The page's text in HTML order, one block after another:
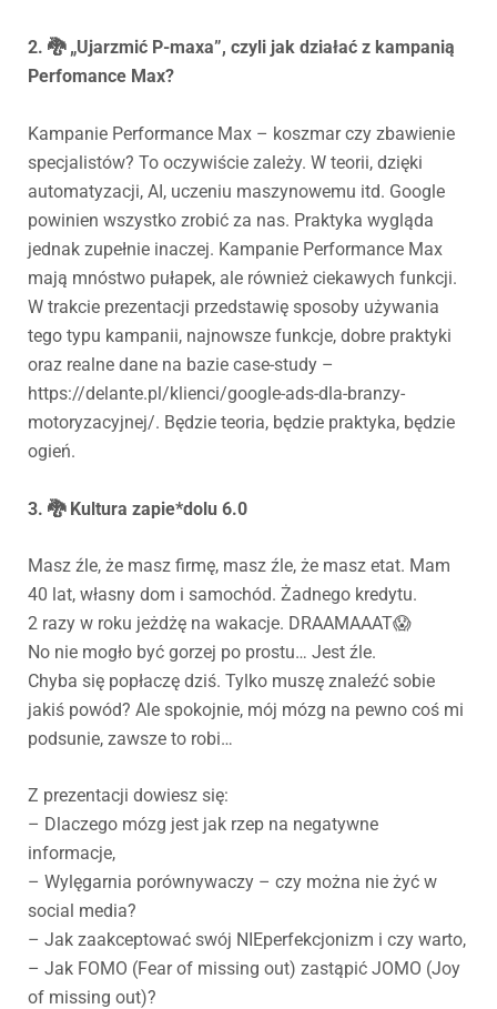
2. 🐉 „Ujarzmić P-maxa”, czyli jak działać z kampanią
Perfomance Max?
Kampanie Performance Max – koszmar czy zbawienie
specjalistów? To oczywiście zależy. W teorii, dzięki
automatyzacji, AI, uczeniu maszynowemu itd. Google
powinien wszystko zrobić za nas. Praktyka wygląda
jednak zupełnie inaczej. Kampanie Performance Max
mają mnóstwo pułapek, ale również ciekawych funkcji.
W trakcie prezentacji przedstawię sposoby używania
tego typu kampanii, najnowsze funkcje, dobre praktyki
oraz realne dane na bazie case-study –
https://delante.pl/klienci/google-ads-dla-branzy-
motoryzacyjnej/. Będzie teoria, będzie praktyka, będzie
ogień.
3. 🐉 Kultura zapie*dolu 6.0
Masz źle, że masz firmę, masz źle, że masz etat. Mam
40 lat, własny dom i samochód. Żadnego kredytu.
2 razy w roku jeżdżę na wakacje. DRAAMAAAT😱
No nie mogło być gorzej po prostu… Jest źle.
Chyba się popłaczę dziś. Tylko muszę znaleźć sobie
jakiś powód? Ale spokojnie, mój mózg na pewno coś mi
podsunie, zawsze to robi…
Z prezentacji dowiesz się:
– Dlaczego mózg jest jak rzep na negatywne
informacje,
– Wylęgarnia porównywaczy – czy można nie żyć w
social media?
– Jak zaakceptować swój NIEperfekcjonizm i czy warto,
– Jak FOMO (Fear of missing out) zastąpić JOMO (Joy
of missing out)?